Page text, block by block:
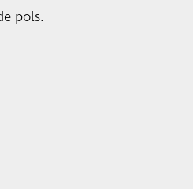
pols.